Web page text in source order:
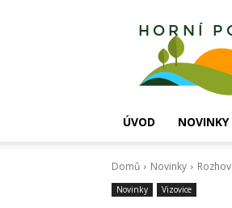
ÚVOD NOVINKY
Domů Novinky
Novinky Vizovice